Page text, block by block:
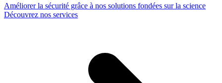
Améliorer la sécurité grâce à nos solutions fondées sur la science
Découvrez nos services